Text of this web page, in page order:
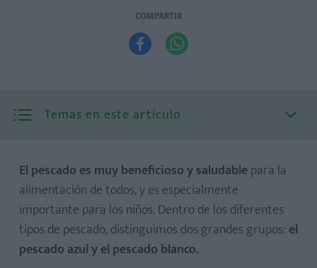
COMPARTIR
 
Temas en este artículo
Lista de pescados azules
El pescado es muy beneficioso y saludablepara la
alimentación de todos, y es especialmente
importante para los niños. Dentro de los diferentes
tipos de pescado, distinguimos dos grandes grupos: el
pescado azul y el pescado blanco.